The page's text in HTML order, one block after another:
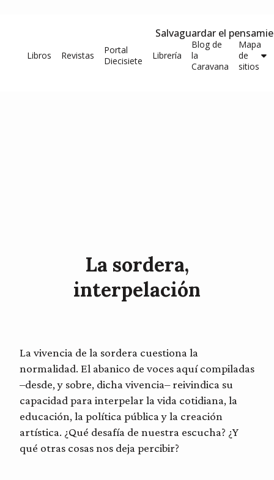
Salvaguardar el
Libros Revistas
Portal
Diecisiete
Librería
Blog de
la
Caravana
Mapa
de
sitios
La sordera,
interpelación
La vivencia de la sordera cuestiona la
normalidad. El abanico de voces aquí compiladas
–desde, y sobre, dicha vivencia– reivindica su
capacidad para interpelar la vida cotidiana, la
educación, la política pública y la creación
artística. ¿Qué desafía de nuestra escucha? ¿Y
qué otras cosas nos deja percibir?